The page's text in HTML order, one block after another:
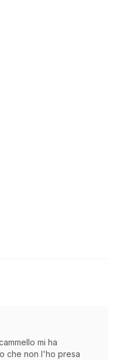
mi ha
che non l'ho presa